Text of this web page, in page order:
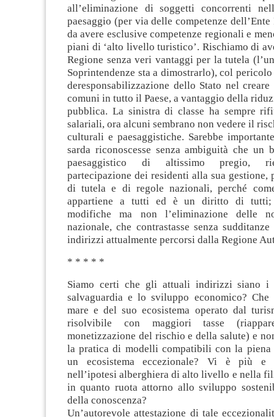
all’eliminazione di soggetti concorrenti
paesaggio (per via delle competenze
da avere esclusive competenze regionali e
piani di ‘alto livello turistico’. Rischiamo di
Regione senza veri vantaggi per la tutela
Soprintendenze sta a dimostrarlo), col
deresponsabilizzazione dello Stato nel
comuni in tutto il Paese, a vantaggio della
pubblica. La sinistra di classe ha sempre
salariali, ora alcuni sembrano non vedere il
culturali e paesaggistiche. Sarebbe
sarda riconoscesse senza ambiguità che un
paesaggistico di altissimo pregio,
partecipazione dei residenti alla sua gestione,
di tutela e di regole nazionali, perché
appartiene a tutti ed è un diritto di tutti;
modifiche ma non l’eliminazione delle
nazionale, che contrastasse senza
indirizzi attualmente percorsi dalla Regione
* * * * *
Siamo certi che gli attuali indirizzi siano
salvaguardia e lo sviluppo economico?
mare e del suo ecosistema operato dal
risolvibile con maggiori tasse
monetizzazione del rischio e della salute) e
la pratica di modelli compatibili con la piena
un ecosistema eccezionale? Vi è più e
nell’ipotesi alberghiera di alto livello e nella
in quanto ruota attorno allo sviluppo
della conoscenza?
Un’autorevole attestazione di tale